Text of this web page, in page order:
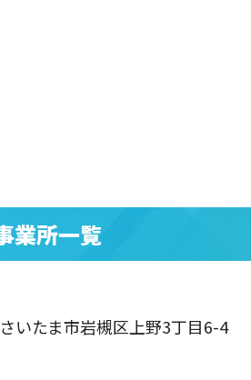
業所一覧
いたま市岩槻区上野3丁目6-4